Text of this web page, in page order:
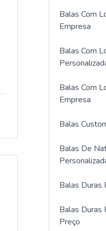
Balas Com
Empresa
Balas Com
Balas Com
Empresa
Balas
Balas De
Balas Duras
Balas Duras
Preço